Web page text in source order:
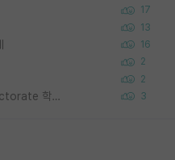
17
13
16
2
2
우리나라도 학구 열풍보면 Higher Doctorate 학위가 필요하다고 봅니다. 3